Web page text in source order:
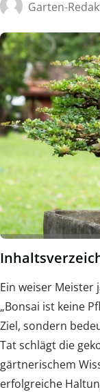
Garten-
Ein weiser Meister
„Bonsai ist keine
Ziel, sondern
Tat schlägt die
gärtnerischem
erfolgreiche